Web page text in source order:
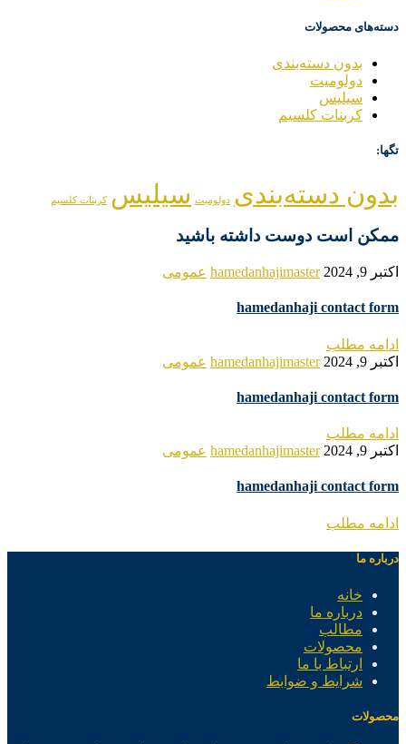
دسته‌های محصولات
بدون دسته‌بندی
دولومیت
سیلیس
کربنات کلسیم
تگها:
بدون دسته‌بندی دولومیت سیلیس کربنات کلسیم
ممکن است دوست داشته باشید
اکتبر 9, 2024 hamedanhajimaster عمومی
hamedanhaji contact form
ادامه مطلب
اکتبر 9, 2024
hamedanhajimaster عمومی
hamedanhaji contact form
ادامه مطلب
اکتبر 9, 2024
hamedanhajimaster عمومی
hamedanhaji contact form
ادامه مطلب
درباره ما
خانه
درباره ما
مطالب
محصولات
ارتباط با ما
شرایط و ضوابط
محصولات